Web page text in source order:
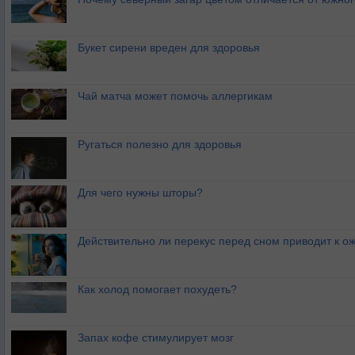
Букет сирени вреден для здоровья
Чай матча может помочь аллергикам
Ругаться полезно для здоровья
Для чего нужны шторы?
Действительно ли перекус перед сном приводит к
Как холод помогает похудеть?
Запах кофе стимулирует мозг